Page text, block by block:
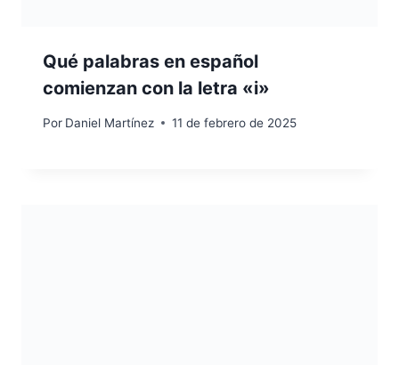
Qué palabras en español
comienzan con la letra «i»
Por Daniel Martínez 11 de febrero de 2025